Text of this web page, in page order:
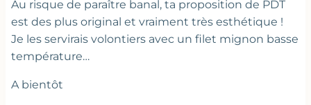
Au risque de paraître banal, ta proposition de PDT
est des plus original et vraiment très esthétique !
Je les servirais volontiers avec un filet mignon basse
température…
A bientôt